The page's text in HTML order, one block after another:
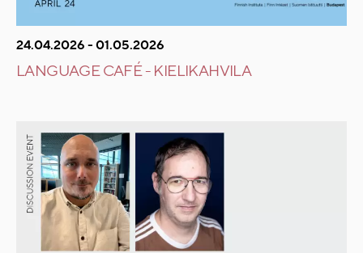
24.04.2026 - 01.05.2026
LANGUAGE CAFÉ - KIELIKAHVILA